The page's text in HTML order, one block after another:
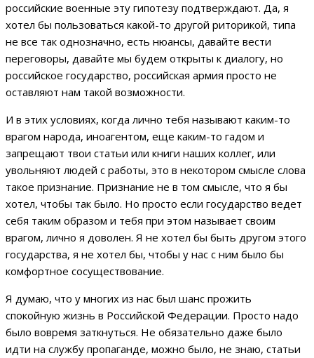
российские военные эту гипотезу подтверждают. Да, я
хотел бы пользоваться какой-то другой риторикой, типа
не все так однозначно, есть нюансы, давайте вести
переговоры, давайте мы будем открыты к диалогу, но
российское государство, российская армия просто не
оставляют нам такой возможности.
И в этих условиях, когда лично тебя называют каким-то
врагом народа, иноагентом, еще каким-то гадом и
запрещают твои статьи или книги наших коллег, или
увольняют людей с работы, это в некотором смысле слова
такое признание. Признание не в том смысле, что я бы
хотел, чтобы так было. Но просто если государство ведет
себя таким образом и тебя при этом называет своим
врагом, лично я доволен. Я не хотел бы быть другом этого
государства, я не хотел бы, чтобы у нас с ним было бы
комфортное сосуществование.
Я думаю, что у многих из нас был шанс прожить
спокойную жизнь в Российской Федерации. Просто надо
было вовремя заткнуться. Не обязательно даже было
идти на службу пропаганде, можно было, не знаю, статьи